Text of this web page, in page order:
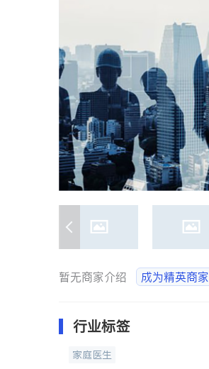
暂无商家介绍 成为精英商家
行业标签
家庭医生